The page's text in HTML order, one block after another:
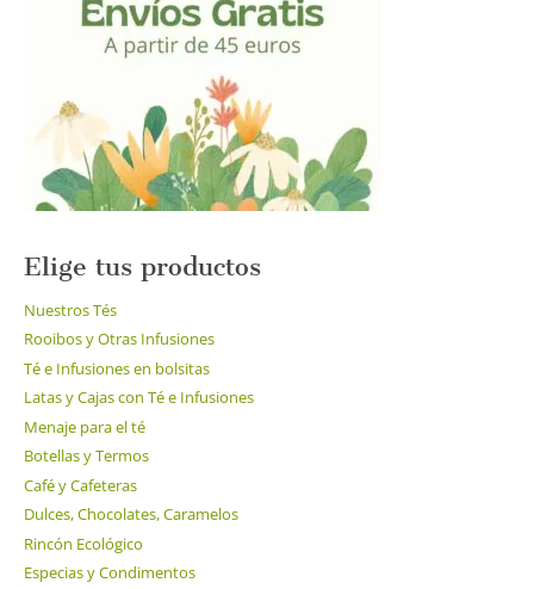
pueden
elegir
página
de
producto
Elige tus productos
Nuestros Tés
Rooibos y Otras Infusiones
Té e Infusiones en bolsitas
Latas y Cajas con Té e Infusiones
Menaje para el té
Botellas y Termos
Café y Cafeteras
Dulces, Chocolates, Caramelos
Rincón Ecológico
Especias y Condimentos